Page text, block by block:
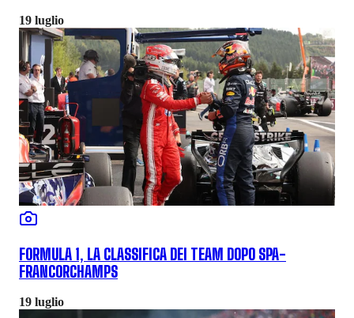
19 luglio
FORMULA 1, LA CLASSIFICA DEI TEAM DOPO SPA-
FRANCORCHAMPS
19 luglio